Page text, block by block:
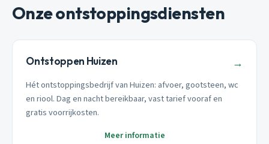
Onze ontstoppingsdiensten
Ontstoppen Huizen →
Hét ontstoppingsbedrijf van Huizen: afvoer, gootsteen, wc
en riool. Dag en nacht bereikbaar, vast tarief vooraf en
gratis voorrijkosten.
Meer informatie